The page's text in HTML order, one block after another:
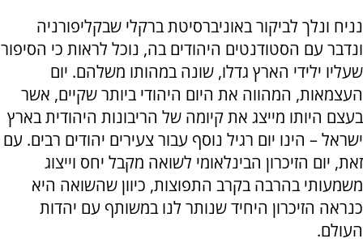
נניח ונלך לביקור באוניברסיטת ברקלי שבקליפורניה
ונדבר עם הסטודנטים היהודים בה, נוכל לראות כי הסיפור
שעליו ילידי הארץ גדלו, שונה במהותו משלהם. יום
העצמאות, המהווה את היום היהודי ביותר שקיים, אשר
בעצם היותו מייצג את קיומה של הריבונות היהודית בארץ
ישראל – הינו יום רגיל נוסף עבור צעירים יהודים רבים. עם
זאת, יום הזיכרון הבינלאומי לשואה מקבל יחס וייצוג
משמעותי בהרבה בקרב התפוצות, כיוון שהשואה היא
כנראה הזיכרון היחיד שנותר לנו במשותף עם יהדות
העולם.